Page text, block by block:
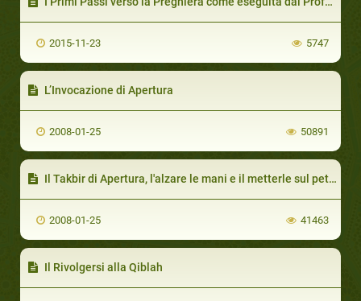
2015-11-23 5747
L’Invocazione di Apertura
2008-01-25 50891
Il Takbir di Apertura, l'alzare le mani e il metterle sul petto
2008-01-25 41463
Il Rivolgersi alla Qiblah